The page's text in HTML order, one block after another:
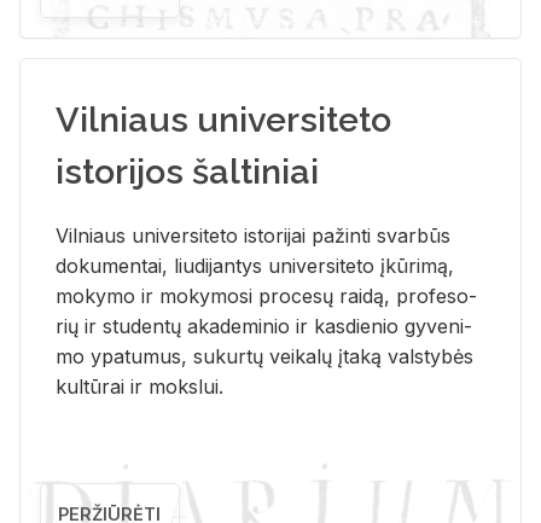
Vilniaus universiteto
istorijos šaltiniai
Vil­niaus uni­ver­si­te­to is­to­ri­jai pa­žin­ti svar­būs
do­ku­men­tai, liu­di­jan­tys uni­ver­si­te­to įkū­ri­mą,
mo­ky­mo ir mo­ky­mo­si pro­ce­sų rai­dą, pro­fe­so­
rių ir stu­den­tų aka­de­mi­nio ir kas­die­nio gy­ve­ni­
mo ypa­tu­mus, su­kur­tų vei­ka­lų įta­ką vals­ty­bės
kul­tū­rai ir moks­lui.
PERŽIŪRĖTI